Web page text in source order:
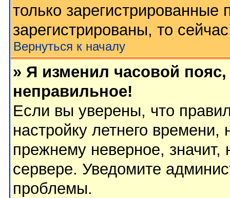
только
зарегистрированы, то
Вернуться к началу
» Я изменил часовой
неправильное!
Если вы уверены, что
настройку летнего
прежнему неверное, значит,
сервере. Уведомите
проблемы.